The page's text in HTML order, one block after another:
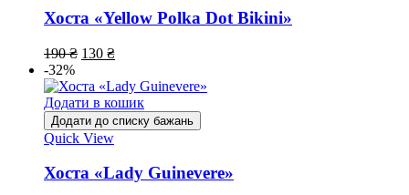
Хоста «Yellow Polka Dot Bikini»
190₴ 130 ₴
-32%
Додати в кошик
Додати до списку бажань
Quick View
Хоста «Lady Guinevere»